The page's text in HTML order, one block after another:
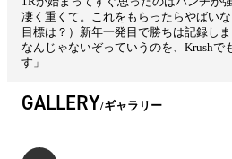
凄く重くて。これをもらったらやばい
目標は？）新年一発目で勝ちは記録し
なんじゃないぞっていうのを、Krushで
す」
GALLERY ギャラリー